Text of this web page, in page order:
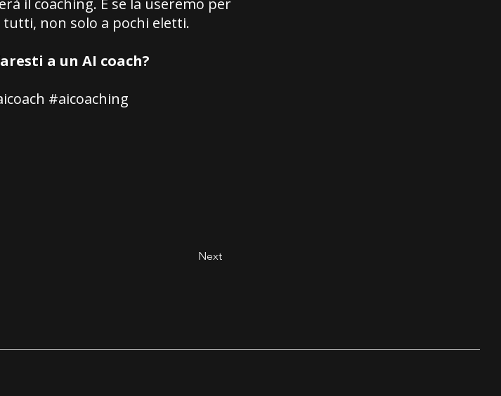
il coaching. È se la useremo per
non solo a pochi eletti.
a un AI coach?
#aicoaching
Next